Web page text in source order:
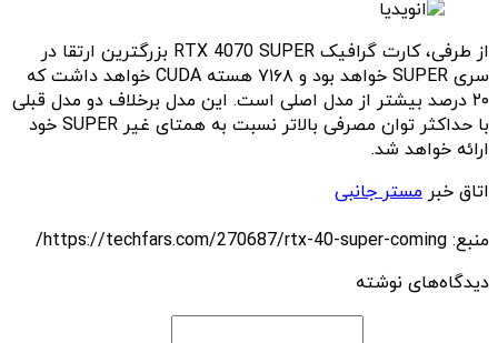
از طرفی، کارت گرافیک RTX 4070 SUPER بزرگترین ارتقا در
سری SUPER خواهد بود و ۷۱۶۸ هسته CUDA خواهد داشت که
۲۰ درصد بیشتر از مدل اصلی است. این مدل برخلاف دو مدل قبلی
با حداکثر توان مصرفی بالاتر نسبت به همتای غیر SUPER خود
ارائه خواهد شد.
اتاق خبر مستر جانبی
منبع: https://techfars.com/270687/rtx-40-super-coming/
دیدگاه‌های نوشته